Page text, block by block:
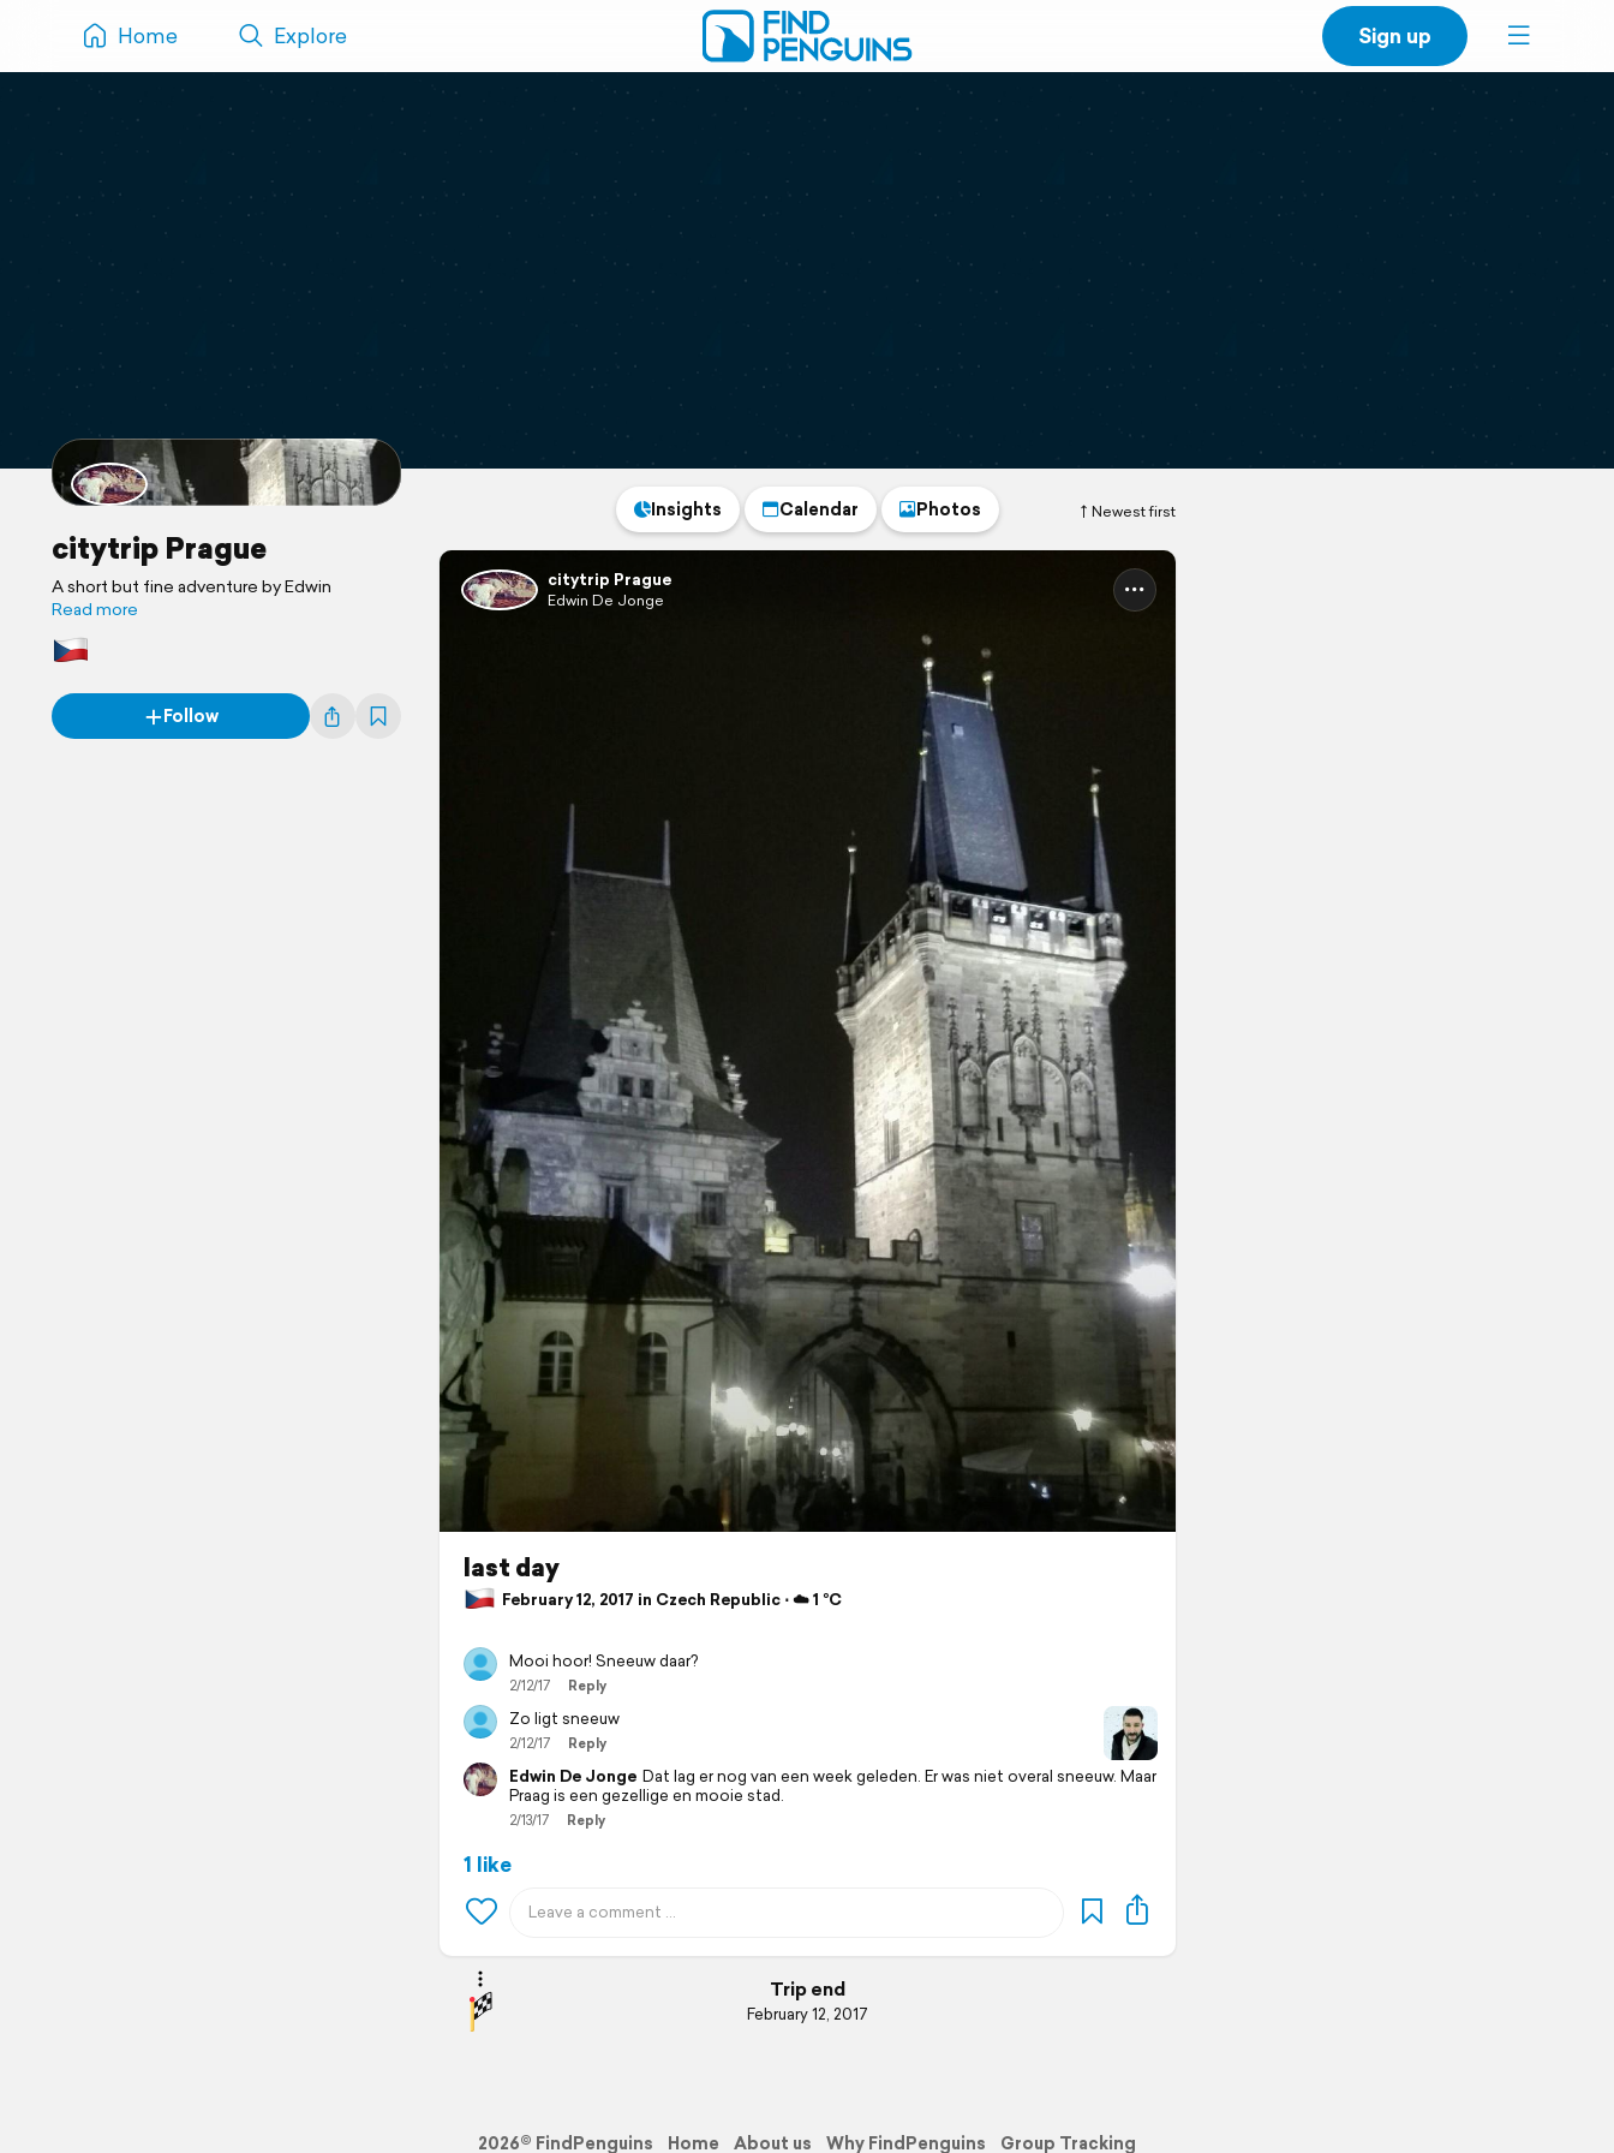
Home Explore Sign up
citytrip Prague
A short but fine adventure by Edwin
Read more
Follow
Newest first
Insights Calendar Photos
citytrip Prague
Edwin De Jonge
last day
February 12, 2017 in Czech Republic ⋅ ☁️ 1 °C
Mooi hoor! Sneeuw daar?
2/12/17 Reply
Zo ligt sneeuw
2/12/17 Reply
Edwin De Jonge Dat lag er nog van een week geleden. Er was niet overal sneeuw. Maar
Praag is een gezellige en mooie stad.
2/13/17 Reply
1 like
Trip end
February 12, 2017
2026© FindPenguins Home About us Why FindPenguins Group Tracking